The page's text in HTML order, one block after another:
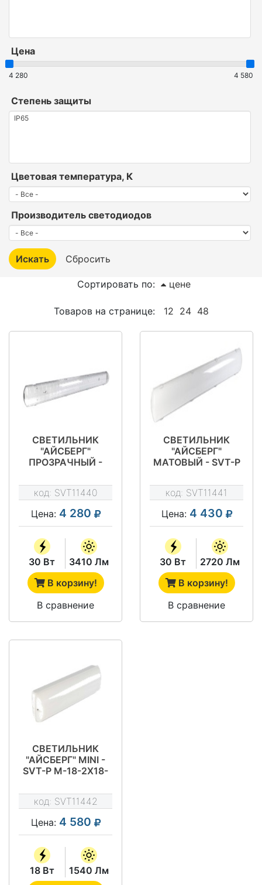
Цена
4 280 4 580
Степень защиты
Цветовая температура, К
Производитель светодиодов
Сортировать по: цене
Товаров на странице: 12 24 48
СВЕТИЛЬНИК
"АЙСБЕРГ"
ПРОЗРАЧНЫЙ -
IP65-INBAT-2H
код: SVT11440
Цена: 4 280
30 Вт
3410 Лм
В корзину!
В сравнение
СВЕТИЛЬНИК
"АЙСБЕРГ"
МАТОВЫЙ - SVT-P
INBAT-2H
код: SVT11441
Цена: 4 430
30 Вт
2720 Лм
В корзину!
В сравнение
СВЕТИЛЬНИК
"АЙСБЕРГ" MINI -
SVT-P M-18-2X18-
код: SVT11442
Цена: 4 580
18 Вт 1540 Лм